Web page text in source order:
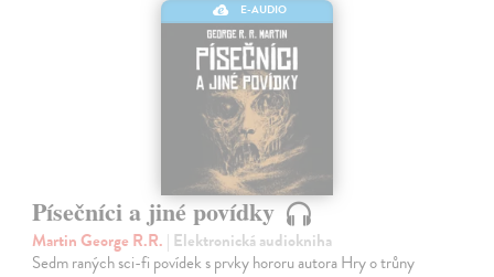
E-AUDIO
Písečníci a jiné povídky
Martin George R.R. | Elektronická audiokniha
Sedm raných sci-fi povídek s prvky hororu autora Hry o trůny